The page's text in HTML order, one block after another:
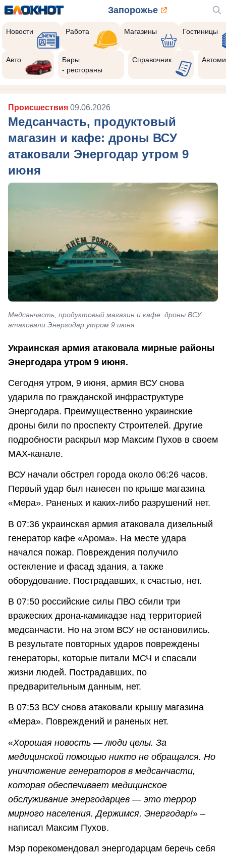
Запорожье
Новости Работа Магазины Гостиницы
Авто
Бары
- рестораны
Справочник
Происшествия 09.06.2026
Медсанчасть, продуктовый
магазин и кафе: дроны ВСУ
атаковали Энергодар утром 9
июня
Медсанчасть, продуктовый магазин и кафе: дроны ВСУ
атаковали Энергодар утром 9 июня
Украинская армия атаковала мирные районы
Энергодара утром 9 июня.
Сегодня утром, 9 июня, армия ВСУ снова
ударила по гражданской инфраструктуре
Энергодара. Преимущественно украинские
дроны били по проспекту Строителей. Другие
подробности раскрыл мэр Максим Пухов в своем
MAХ-канале.
ВСУ начали обстрел города около 06:26 часов.
Первый удар был нанесен по крыше магазина
«Мера». Раненых и каких-либо разрушений нет.
В 07:36 украинская армия атаковала дизельный
генератор кафе «Арома». На месте удара
начался пожар. Повреждения получило
остекление и фасад здания, а также
оборудование. Пострадавших, к счастью, нет.
В 07:50 российские силы ПВО сбили три
вражеских дрона-камикадзе над территорией
медсанчасти. Но на этом ВСУ не остановились.
В результате повторных ударов повреждены
генераторы, которые питали МСЧ и спасали
жизни людей. Пострадавших, по
предварительным данным, нет.
В 07:53 ВСУ снова атаковали крышу магазина
«Мера». Повреждений и раненых нет.
«Хорошая новость — люди целы. За
медицинской помощью никто не обращался. Но
уничтожение генераторов в медсанчасти,
которая обеспечивает медицинское
обслуживание энергодарцев — это террор
мирного населения. Держимся, Энергодар!» –
написал Максим Пухов.
Мэр порекомендовал энергодарцам беречь себя